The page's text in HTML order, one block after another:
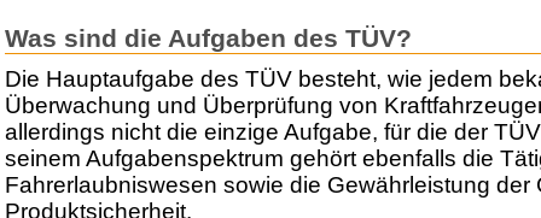
Was sind die Aufgaben des TÜV?
Die Hauptaufgabe des TÜV besteht, wie jedem
Überwachung und Überprüfung von
allerdings nicht die einzige Aufgabe, für die der
seinem Aufgabenspektrum gehört ebenfalls die
Fahrerlaubniswesen sowie die Gewährleistung der
Produktsicherheit.